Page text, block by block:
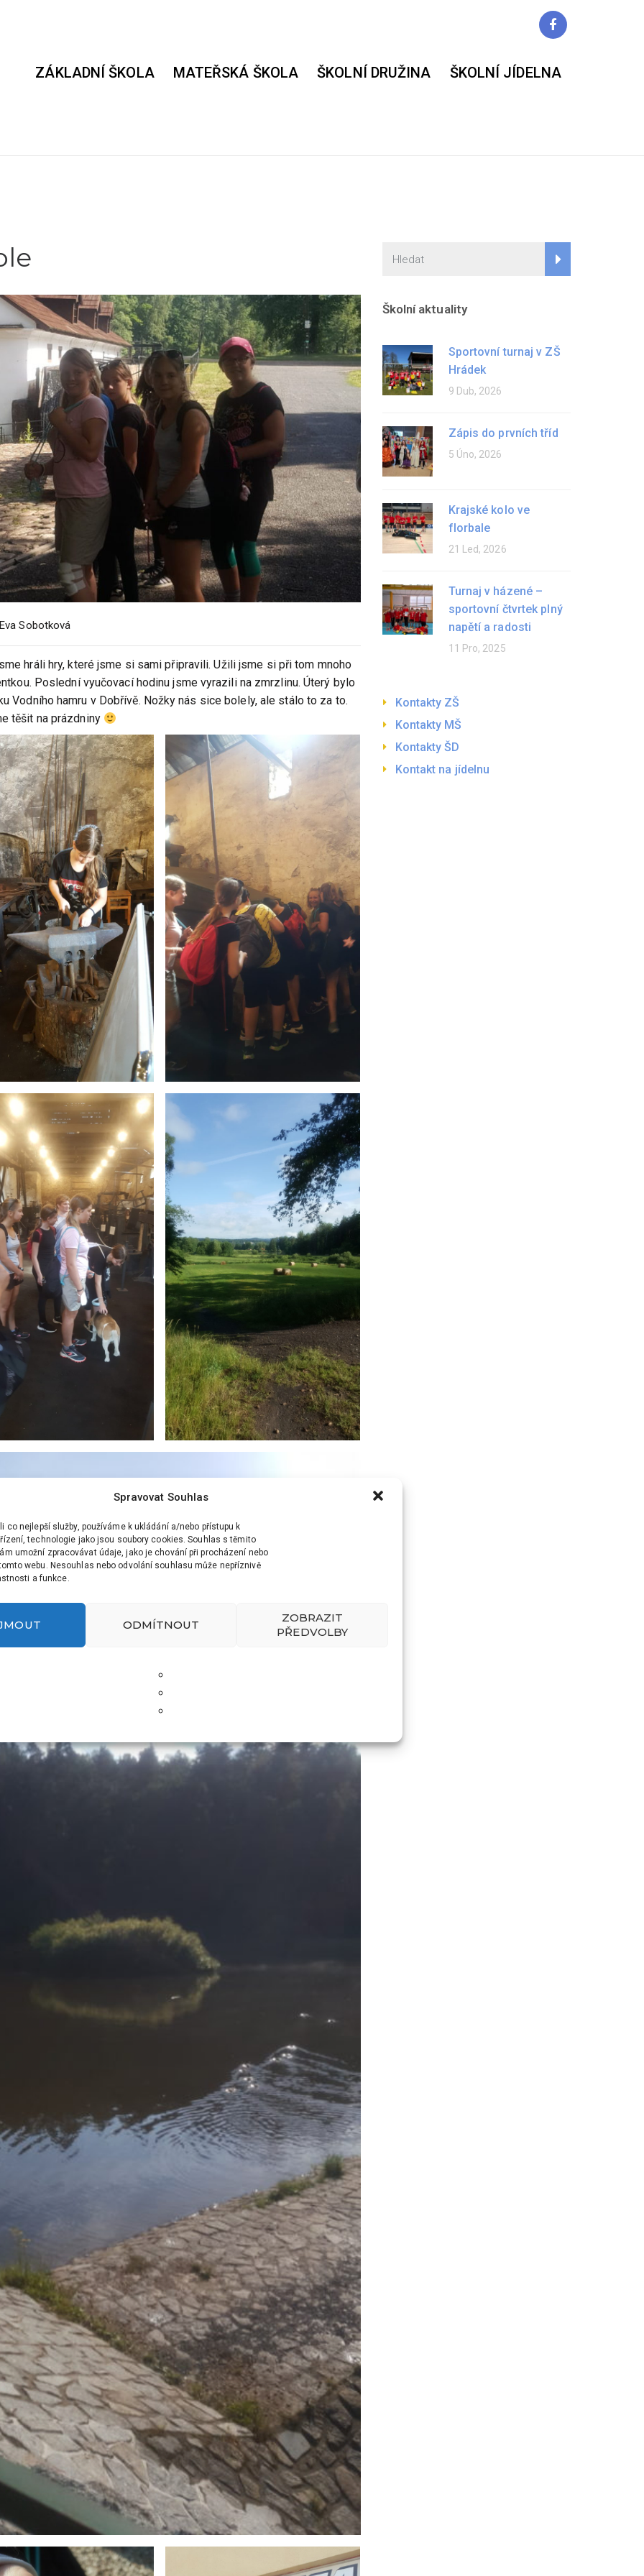
Spravovat Souhlas
co nejlepší služby, používáme k ukládání a/nebo přístupu k
technologie jako jsou soubory cookies. Souhlas s těmito
umožní zpracovávat údaje, jako je chování při procházení nebo
webu. Nesouhlas nebo odvolání souhlasu může nepříznivě
a funkce.
ODMÍTNOUT
ZOBRAZIT
PŘEDVOLBY
ZÁKLADNÍ ŠKOLA MATEŘSKÁ ŠKOLA ŠKOLNÍ DRUŽINA ŠKOLNÍ JÍDELNA
Eva Sobotková
hráli hry, které jsme si sami připravili. Užili jsme si při tom mnoho
Poslední vyučovací hodinu jsme vyrazili na zmrzlinu. Úterý bylo
Vodního hamru v Dobřívě. Nožky nás sice bolely, ale stálo to za to.
těšit na prázdniny
Školní aktuality
Sportovní turnaj v ZŠ
Hrádek
9 Dub, 2026
Zápis do prvních tříd
5 Úno, 2026
Krajské kolo ve
florbale
21 Led, 2026
Turnaj v házené –
sportovní čtvrtek plný
napětí a radosti
11 Pro, 2025
Kontakty ZŠ
Kontakty MŠ
Kontakty ŠD
Kontakt na jídelnu